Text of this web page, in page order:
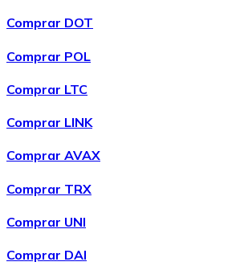
ComprarWrapped Bitcoin
ComprarAvalanche
Comprar DOT
Comprar POL
Comprar LTC
Comprar LINK
Comprar AVAX
Comprar TRX
Comprar UNI
Comprar DAI